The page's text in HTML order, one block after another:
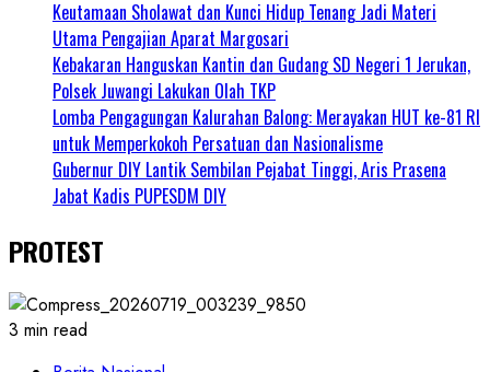
Keutamaan Sholawat dan Kunci Hidup Tenang Jadi Materi
Utama Pengajian Aparat Margosari
Kebakaran Hanguskan Kantin dan Gudang SD Negeri 1 Jerukan,
Polsek Juwangi Lakukan Olah TKP
Lomba Pengagungan Kalurahan Balong: Merayakan HUT ke-81 RI
untuk Memperkokoh Persatuan dan Nasionalisme
Gubernur DIY Lantik Sembilan Pejabat Tinggi, Aris Prasena
Jabat Kadis PUPESDM DIY
PROTEST
3 min read